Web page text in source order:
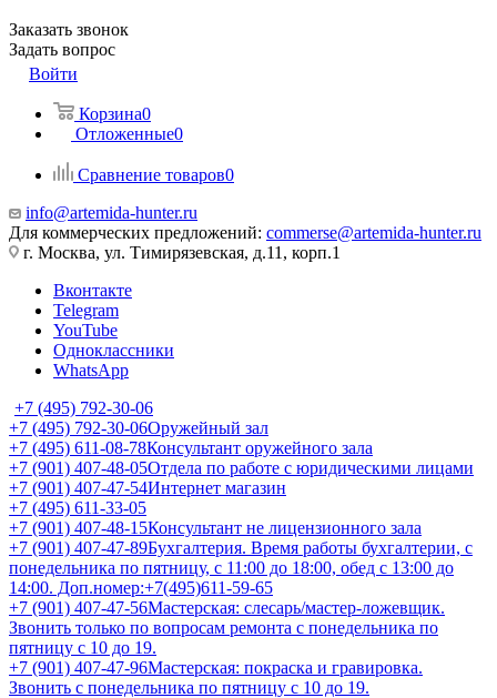
Заказать звонок
Задать вопрос
Войти
Корзина0
Отложенные0
Сравнение товаров0
info@artemida-hunter.ru
Для коммерческих предложений: commerse@artemida-hunter.ru
г. Москва, ул. Тимирязевская, д.11, корп.1
Вконтакте
Telegram
YouTube
Одноклассники
WhatsApp
+7 (495) 792-30-06
+7 (495) 792-30-06Оружейный зал
+7 (495) 611-08-78Консультант оружейного зала
+7 (901) 407-48-05Отдела по работе с юридическими лицами
+7 (901) 407-47-54Интернет магазин
+7 (495) 611-33-05
+7 (901) 407-48-15Консультант не лицензионного зала
+7 (901) 407-47-89Бухгалтерия. Время работы бухгалтерии, с
понедельника по пятницу, с 11:00 до 18:00, обед с 13:00 до
14:00. Доп.номер:+7(495)611-59-65
+7 (901) 407-47-56Мастерская: слесарь/мастер-ложевщик.
Звонить только по вопросам ремонта с понедельника по
пятницу с 10 до 19.
+7 (901) 407-47-96Мастерская: покраска и гравировка.
Звонить с понедельника по пятницу с 10 до 19.